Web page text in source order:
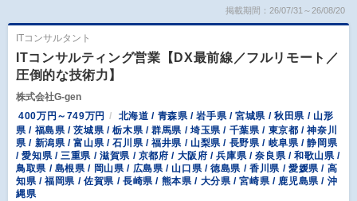
掲載期間：26/07/31～26/08/20
ITコンサルタント
ITコンサルティング営業【DX最前線／フルリモート／
圧倒的な技術力】
株式会社G-gen
400万円～749万円
北海道 / 青森県 / 岩手県 / 宮城県 / 秋田県 / 山形
県 / 福島県 / 茨城県 / 栃木県 / 群馬県 / 埼玉県 / 千葉県 / 東京都 / 神奈川
県 / 新潟県 / 富山県 / 石川県 / 福井県 / 山梨県 / 長野県 / 岐阜県 / 静岡県
/ 愛知県 / 三重県 / 滋賀県 / 京都府 / 大阪府 / 兵庫県 / 奈良県 / 和歌山県 /
鳥取県 / 島根県 / 岡山県 / 広島県 / 山口県 / 徳島県 / 香川県 / 愛媛県 / 高
知県 / 福岡県 / 佐賀県 / 長崎県 / 熊本県 / 大分県 / 宮崎県 / 鹿児島県 / 沖
縄県